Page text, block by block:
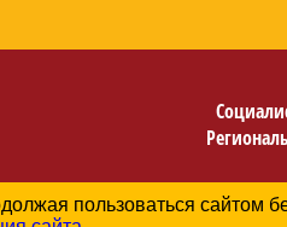
пользоваться сайтом